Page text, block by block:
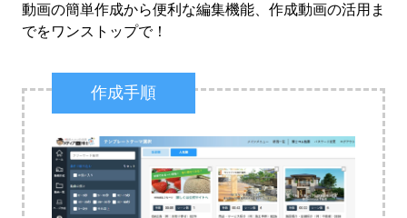
動画の簡単作成から便利な編集機能、作成動画の活用ま
でをワンストップで！
作成手順